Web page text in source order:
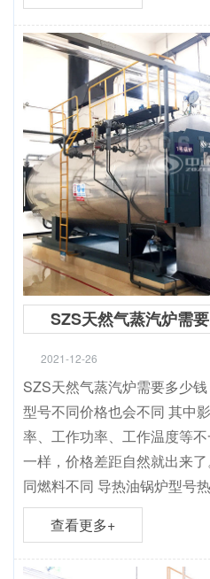
SZS天然气蒸汽炉需
2021-12-26
SZS天然气蒸汽炉需要多少
型号不同价格也会不同 其中
率、工作功率、工作温度等
一样，价格差距自然就出来
同燃料不同 导热油锅炉型号
查看更多+